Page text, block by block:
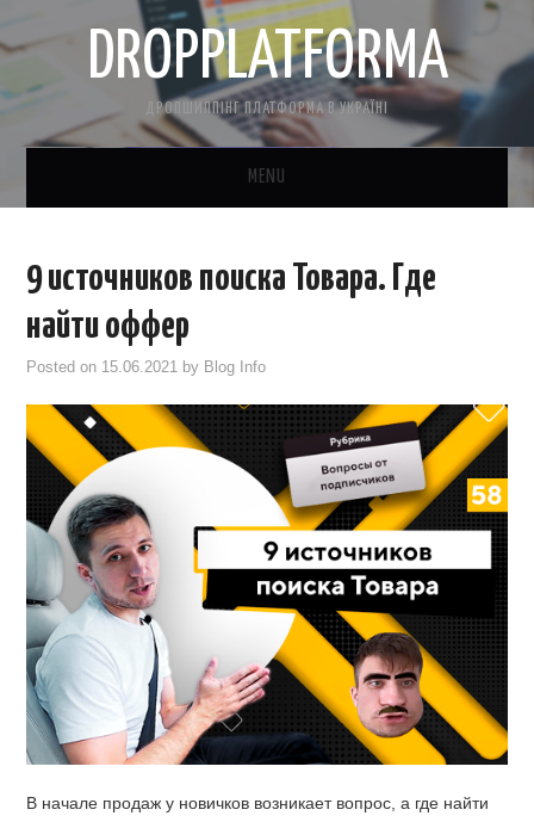
DROPPLATFORMA
ДРОПШИППІНГ ПЛАТФОРМА В УКРАЇНІ
MENU
ПРО НАС
САЙТ БЕЗКОШТОВНО
CRM ДЛЯ ТОВАРКИ
9 источников поиска Товара. Где
найти оффер
Posted on 15.06.2021 by Blog Info
В начале продаж у новичков возникает вопрос, а где найти